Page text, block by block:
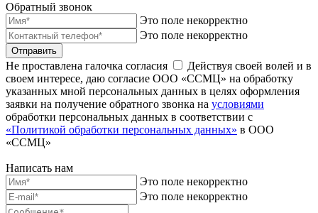
Обратный звонок
Это поле некорректно
Это поле некорректно
Отправить
Не проставлена галочка согласия
Действуя своей волей и в
своем интересе, даю согласие ООО «ССМЦ» на обработку
указанных мной персональных данных в целях оформления
заявки на получение обратного звонка на условиями
обработки персональных данных в соответствии с
«Политикой обработки персональных данных» в ООО
«ССМЦ»
Написать нам
Это поле некорректно
Это поле некорректно